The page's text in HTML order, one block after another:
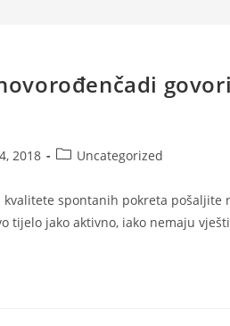
2018
PostUncategorized
kvalitete spontanih pokreta
tijelo jako aktivno, iako nemaju